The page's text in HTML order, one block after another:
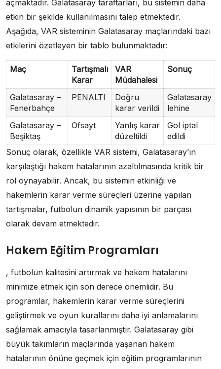
açmaktadır. Galatasaray taraftarları, bu sistemin daha
etkin bir şekilde kullanılmasını talep etmektedir.
Aşağıda, VAR sisteminin Galatasaray maçlarındaki bazı
etkilerini özetleyen bir tablo bulunmaktadır:
Maç
Tartışmalı
Karar
VAR
Müdahalesi
Sonuç
Galatasaray –
Fenerbahçe
PENALTI
Doğru
karar verildi
Galatasaray
lehine
Galatasaray –
Beşiktaş
Ofsayt
Yanlış karar
düzeltildi
Gol iptal
edildi
Sonuç olarak, özellikle VAR sistemi, Galatasaray’ın
karşılaştığı hakem hatalarının azaltılmasında kritik bir
rol oynayabilir. Ancak, bu sistemin etkinliği ve
hakemlerin karar verme süreçleri üzerine yapılan
tartışmalar, futbolun dinamik yapısının bir parçası
olarak devam etmektedir.
Hakem Eğitim Programları
, futbolun kalitesini artırmak ve hakem hatalarını
minimize etmek için son derece önemlidir. Bu
programlar, hakemlerin karar verme süreçlerini
geliştirmek ve oyun kurallarını daha iyi anlamalarını
sağlamak amacıyla tasarlanmıştır. Galatasaray gibi
büyük takımların maçlarında yaşanan hakem
hatalarının önüne geçmek için eğitim programlarının